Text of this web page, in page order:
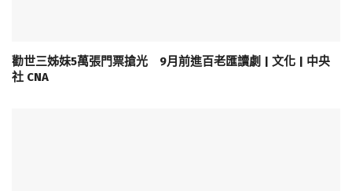
勸世三姊妹5萬張門票搶光 9月前進百老匯讀劇 | 文化 | 中央
社 CNA